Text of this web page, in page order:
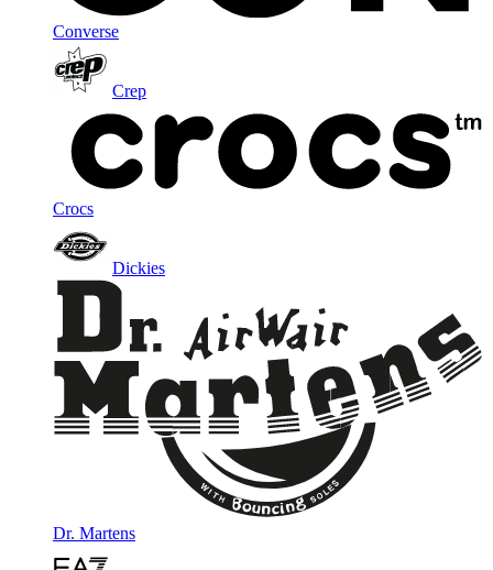
Converse
Crep
Crocs
Dickies
Dr. Martens